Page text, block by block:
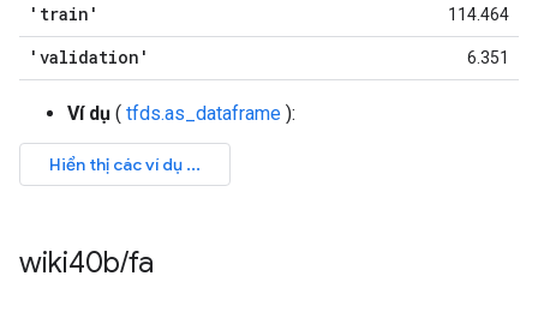
'train' 114.464
'validation' 6.351
Ví dụ ( tfds.as_dataframe ):
wiki40b/fa